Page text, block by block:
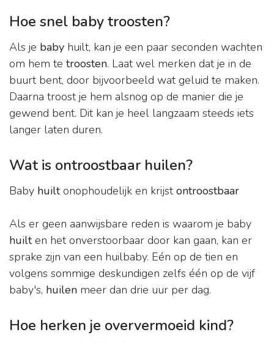
Hoe snel baby troosten?
Als je baby huilt, kan je een paar seconden wachten
om hem te troosten. Laat wel merken dat je in de
buurt bent, door bijvoorbeeld wat geluid te maken.
Daarna troost je hem alsnog op de manier die je
gewend bent. Dit kan je heel langzaam steeds iets
langer laten duren.
Wat is ontroostbaar huilen?
Baby huiltonophoudelijk en krijstontroostbaar
Als er geen aanwijsbare reden is waarom je baby
huilten het onverstoorbaar door kan gaan, kan er
sprake zijn van een huilbaby. Eén op de tien en
volgens sommige deskundigen zelfs één op de vijf
baby's, huilen meer dan drie uur per dag.
Hoe herken je oververmoeid kind?